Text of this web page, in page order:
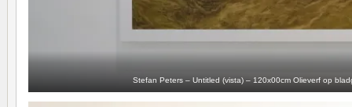
Stefan Peters – Untitled (vista) – 120x00cm Olieverf op